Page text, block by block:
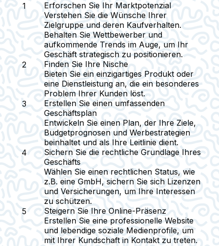
Erforschen Sie Ihr Marktpotenzial
Verstehen Sie die Wünsche Ihrer
Zielgruppe und deren Kaufverhalten.
Behalten Sie Wettbewerber und
aufkommende Trends im Auge, um Ihr
Geschäft strategisch zu positionieren.
Finden Sie Ihre Nische
Bieten Sie ein einzigartiges Produkt oder
eine Dienstleistung an, die ein besonderes
Problem Ihrer Kunden löst.
Erstellen Sie einen umfassenden
Geschäftsplan
Entwickeln Sie einen Plan, der Ihre Ziele,
Budgetprognosen und Werbestrategien
beinhaltet und als Ihre Leitlinie dient.
Sichern Sie die rechtliche Grundlage Ihres
Geschäfts
Wählen Sie einen rechtlichen Status, wie
z.B. eine GmbH, sichern Sie sich Lizenzen
und Versicherungen, um Ihre Interessen
zu schützen.
Steigern Sie Ihre Online-Präsenz
Erstellen Sie eine professionelle Website
und lebendige soziale Medienprofile, um
mit Ihrer Kundschaft in Kontakt zu treten.